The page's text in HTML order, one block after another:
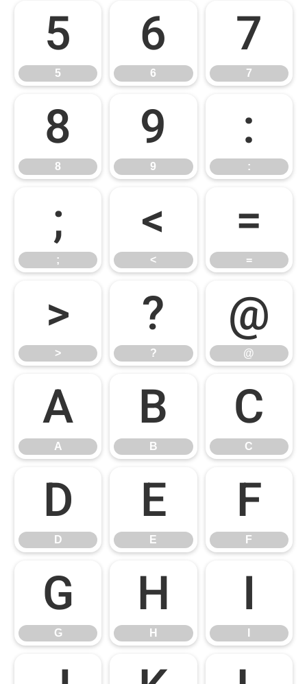
5
5
6
6
7
7
8
8
9
9
:
:
;
;
<
<
=
=
>
>
?
?
@
@
A
A
B
B
C
C
D
D
E
E
F
F
G
G
H
H
I